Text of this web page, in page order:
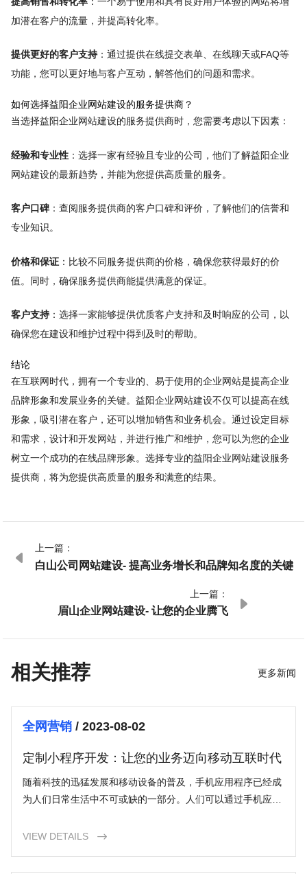
加潜在客户的流量，并提高转化率。
提供更好的客户支持：通过提供在线提交表单、在线聊天或FAQ等
功能，您可以更好地与客户互动，解答他们的问题和需求。
如何选择益阳企业网站建设的服务提供商？
当选择益阳企业网站建设的服务提供商时，您需要考虑以下因素：
经验和专业性：选择一家有经验且专业的公司，他们了解益阳企业
网站建设的最新趋势，并能为您提供高质量的服务。
客户口碑：查阅服务提供商的客户口碑和评价，了解他们的信誉和
专业知识。
价格和保证：比较不同服务提供商的价格，确保您获得最好的价
值。同时，确保服务提供商能提供满意的保证。
客户支持：选择一家能够提供优质客户支持和及时响应的公司，以
确保您在建设和维护过程中得到及时的帮助。
结论
在互联网时代，拥有一个专业的、易于使用的企业网站是提高企业
品牌形象和发展业务的关键。益阳企业网站建设不仅可以提高在线
形象，吸引潜在客户，还可以增加销售和业务机会。通过设定目标
和需求，设计和开发网站，并进行推广和维护，您可以为您的企业
树立一个成功的在线品牌形象。选择专业的益阳企业网站建设服务
提供商，将为您提供高质量的服务和满意的结果。

上一篇：
白山公司网站建设- 提高业务增长和品牌知名度的关键
上一篇：
眉山企业网站建设- 让您的企业腾飞

相关推荐 更多新闻
全网营销/ 2023-08-02
定制小程序开发：让您的业务迈向移动互联时代
随着科技的迅猛发展和移动设备的普及，手机应用程序已经成
为人们日常生活中不可或缺的一部分。人们可以通过手机应用
新兴的应用形式，正在迅速流行起来。本文将重点介绍定制小
VIEW DETAILS 